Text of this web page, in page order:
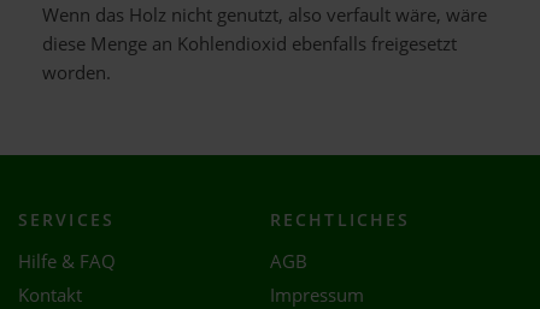
Wenn das Holz nicht genutzt, also verfault wäre, wäre
diese Menge an Kohlendioxid ebenfalls freigesetzt
worden.
SERVICES
Hilfe & FAQ
Kontakt
RECHTLICHES
AGB
Impressum